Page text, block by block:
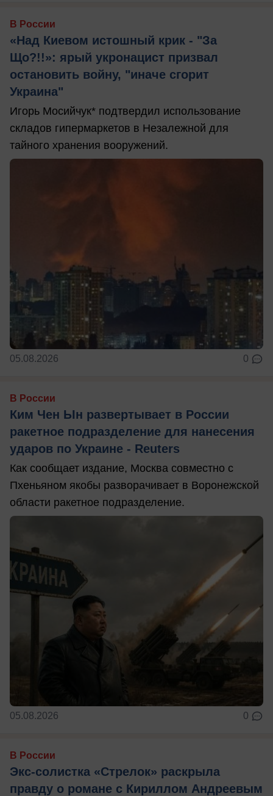
В России
«Над Киевом истошный крик - "За
Що?!!»: ярый укронацист призвал
остановить войну, "иначе сгорит
Украина"
Игорь Мосийчук* подтвердил использование
складов гипермаркетов в Незалежной для
тайного хранения вооружений.
05.08.2026 0
В России
Ким Чен Ын развертывает в России
ракетное подразделение для нанесения
ударов по Украине - Reuters
Как сообщает издание, Москва совместно с
Пхеньяном якобы разворачивает в Воронежской
области ракетное подразделение.
05.08.2026 0
В России
Экс-солистка «Стрелок» раскрыла
правду о романе с Кириллом Андреевым